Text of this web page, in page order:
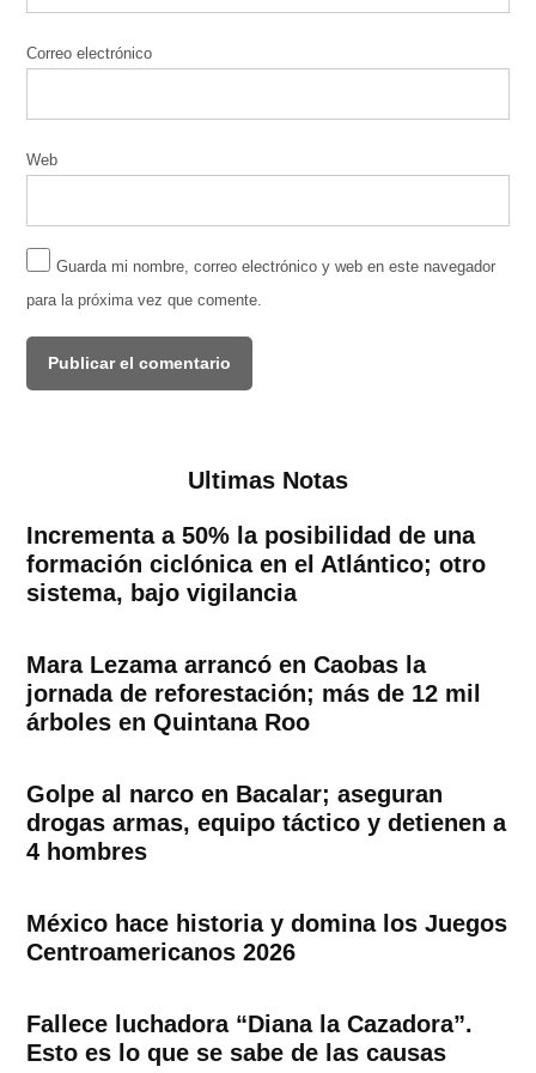
Correo electrónico
Web
Guarda mi nombre, correo electrónico y web en este navegador
para la próxima vez que comente.
Ultimas Notas
Incrementa a 50% la posibilidad de una
formación ciclónica en el Atlántico; otro
sistema, bajo vigilancia
Mara Lezama arrancó en Caobas la
jornada de reforestación; más de 12 mil
árboles en Quintana Roo
Golpe al narco en Bacalar; aseguran
drogas armas, equipo táctico y detienen a
4 hombres
México hace historia y domina los Juegos
Centroamericanos 2026
Fallece luchadora “Diana la Cazadora”.
Esto es lo que se sabe de las causas